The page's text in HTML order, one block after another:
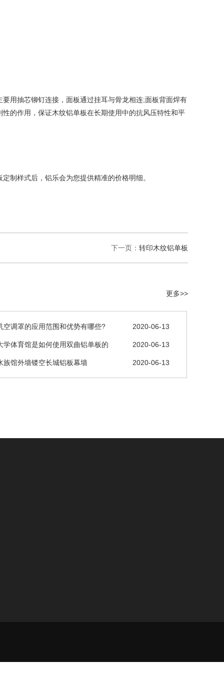
用抽芯铆钉连接，面板通过挂耳与骨龙相连;面板背面焊有
的作用，保证木纹铝单板在长期使用中的抗风压特性和平
样式后，铝乐会为您提供精准的价格明细。
下一页： 转印木纹铝单板
更多>>
2020-06-13
空调罩的应用范围和优势有哪些?
2020-06-13
体育馆是如何使用双曲铝单板的
2020-06-13
族馆外墙镂空长城铝板幕墙